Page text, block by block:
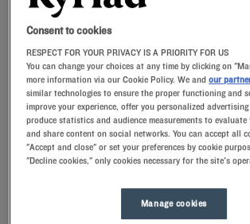
Voeg kortingscode toe
Sta eens stil bij Nanteuil Les Meaux en bezoek de
Frankrijk die een rijke geschiedenis heeft. Plan uw
uw Kyriad hotel.
Onze hotels in Nanteuil Les Meaux
Verwen uzelf – probeer onze Kyriad-hotels in
Consent to cookies
RESPECT FOR YOUR PRIVACY IS A PRIORITY FOR US
You can change your choices at any time by clicking on
more information via our Cookie Policy. We andour
similar technologies to ensure the proper functioning and
improve your experience, offer you personalized
produce statistics and audience measurements to evaluate
and share content on social networks. You can accept all
"Accept and close" or set your preferences by cookie
"Decline cookies," only cookies necessary for the site's
Manage cookies